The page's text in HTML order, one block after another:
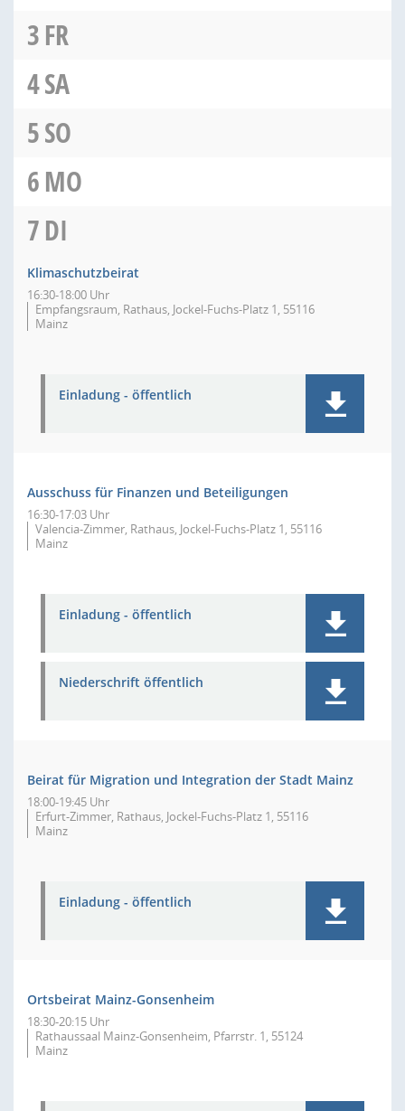
3FR
4SA
5SO
6MO
7DI
Klimaschutzbeirat
16:30-18:00 Uhr
Empfangsraum, Rathaus, Jockel-Fuchs-Platz 1, 55116
Mainz
Einladung - öffentlich
Ausschuss für Finanzen und Beteiligungen
16:30-17:03 Uhr
Valencia-Zimmer, Rathaus, Jockel-Fuchs-Platz 1, 55116
Mainz
Einladung - öffentlich
Niederschrift öffentlich
Beirat für Migration und Integration der Stadt Mainz
18:00-19:45 Uhr
Erfurt-Zimmer, Rathaus, Jockel-Fuchs-Platz 1, 55116
Mainz
Einladung - öffentlich
Ortsbeirat Mainz-Gonsenheim
18:30-20:15 Uhr
Rathaussaal Mainz-Gonsenheim, Pfarrstr. 1, 55124
Mainz